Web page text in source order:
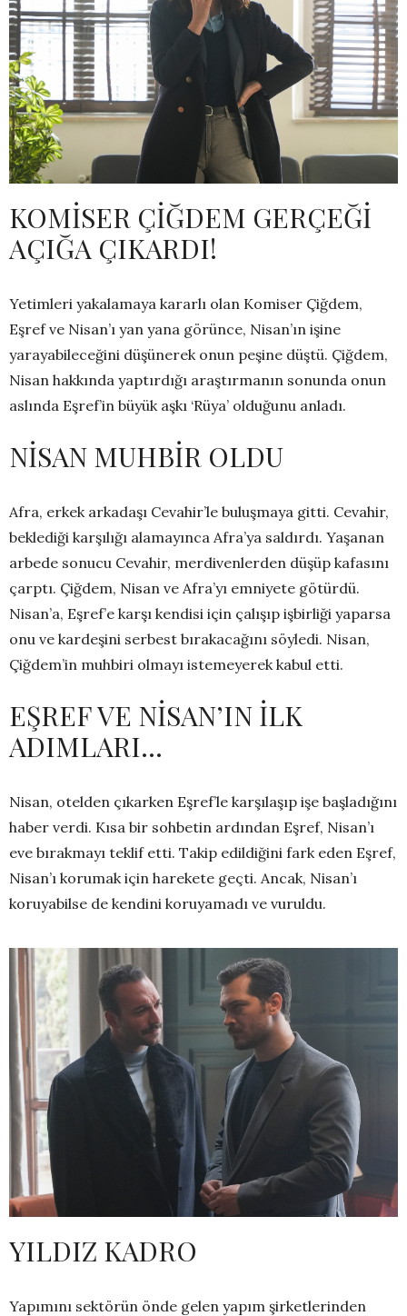
KOMİSER ÇİĞDEM GERÇEĞİ
AÇIĞA ÇIKARDI!
Yetimleri yakalamaya kararlı olan Komiser Çiğdem,
Eşref ve Nisan’ı yan yana görünce, Nisan’ın işine
yarayabileceğini düşünerek onun peşine düştü. Çiğdem,
Nisan hakkında yaptırdığı araştırmanın sonunda onun
aslında Eşref’in büyük aşkı ‘Rüya’ olduğunu anladı.
NİSAN MUHBİR OLDU
Afra, erkek arkadaşı Cevahir’le buluşmaya gitti. Cevahir,
beklediği karşılığı alamayınca Afra’ya saldırdı. Yaşanan
arbede sonucu Cevahir, merdivenlerden düşüp kafasını
çarptı. Çiğdem, Nisan ve Afra’yı emniyete götürdü.
Nisan’a, Eşref’e karşı kendisi için çalışıp işbirliği yaparsa
onu ve kardeşini serbest bırakacağını söyledi. Nisan,
Çiğdem’in muhbiri olmayı istemeyerek kabul etti.
EŞREF VE NİSAN’IN İLK
ADIMLARI…
Nisan, otelden çıkarken Eşref’le karşılaşıp işe başladığını
haber verdi. Kısa bir sohbetin ardından Eşref, Nisan’ı
eve bırakmayı teklif etti. Takip edildiğini fark eden Eşref,
Nisan’ı korumak için harekete geçti. Ancak, Nisan’ı
koruyabilse de kendini koruyamadı ve vuruldu.
YILDIZ KADRO
Yapımını sektörün önde gelen yapım şirketlerinden